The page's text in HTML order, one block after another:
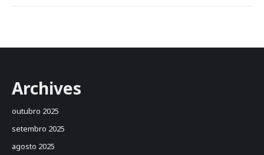
Archives
outubro 2025
setembro 2025
agosto 2025